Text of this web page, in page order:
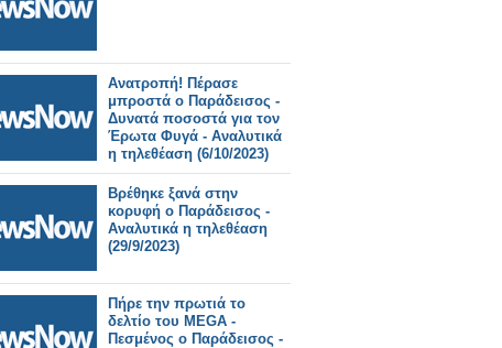
Ανατροπή! Πέρασε
μπροστά ο Παράδεισος -
Δυνατά ποσοστά για τον
Έρωτα Φυγά - Αναλυτικά
η τηλεθέαση (6/10/2023)
Βρέθηκε ξανά στην
κορυφή ο Παράδεισος -
Αναλυτικά η τηλεθέαση
(29/9/2023)
Πήρε την πρωτιά το
δελτίo του MEGA -
Πεσμένος ο Παράδεισος -